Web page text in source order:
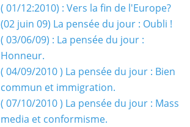
( 01/12:2010) : Vers la fin de l'Europe?
(02 juin 09) La pensée du jour : Oubli !
( 03/06/09) : La pensée du jour :
Honneur.
( 04/09/2010 ) La pensée du jour : Bien
commun et immigration.
( 07/10/2010 ) La pensée du jour : Mass
media et conformisme.